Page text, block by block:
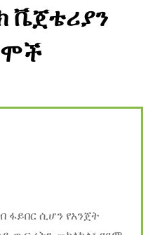
ቬጀቴሪያን
ፋይበር ሲሆን የአንጀት